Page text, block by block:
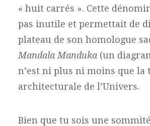
« huit carrés ». Cette
pas inutile et permettait de
plateau de son homologue
Mandala Manduka (un
n’est ni plus ni moins que la
architecturale de l’Univers.
Bien que tu sois une